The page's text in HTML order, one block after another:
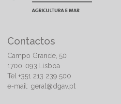
Contactos
Campo Grande, 50
1700-093 Lisboa
Tel +351 213 239 500
e-mail: geral@dgav.pt